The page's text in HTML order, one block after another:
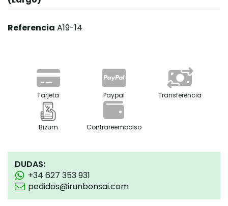
Referencia A19-14
Tarjeta Paypal Transferencia
Bizum Contrareembolso
DUDAS:
+34 627 353 931
pedidos@irunbonsai.com